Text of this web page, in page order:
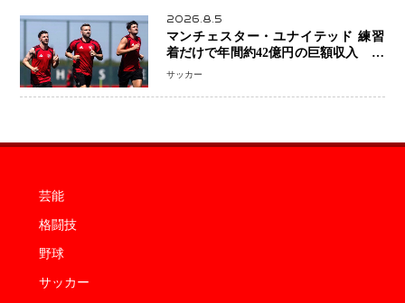
2026.8.5
マンチェスター・ユナイテッド 練習
着だけで年間約42億円の巨額収入 世
界最高額級スポンサー契約が示すサッ
サッカー
芸能
格闘技
野球
サッカー